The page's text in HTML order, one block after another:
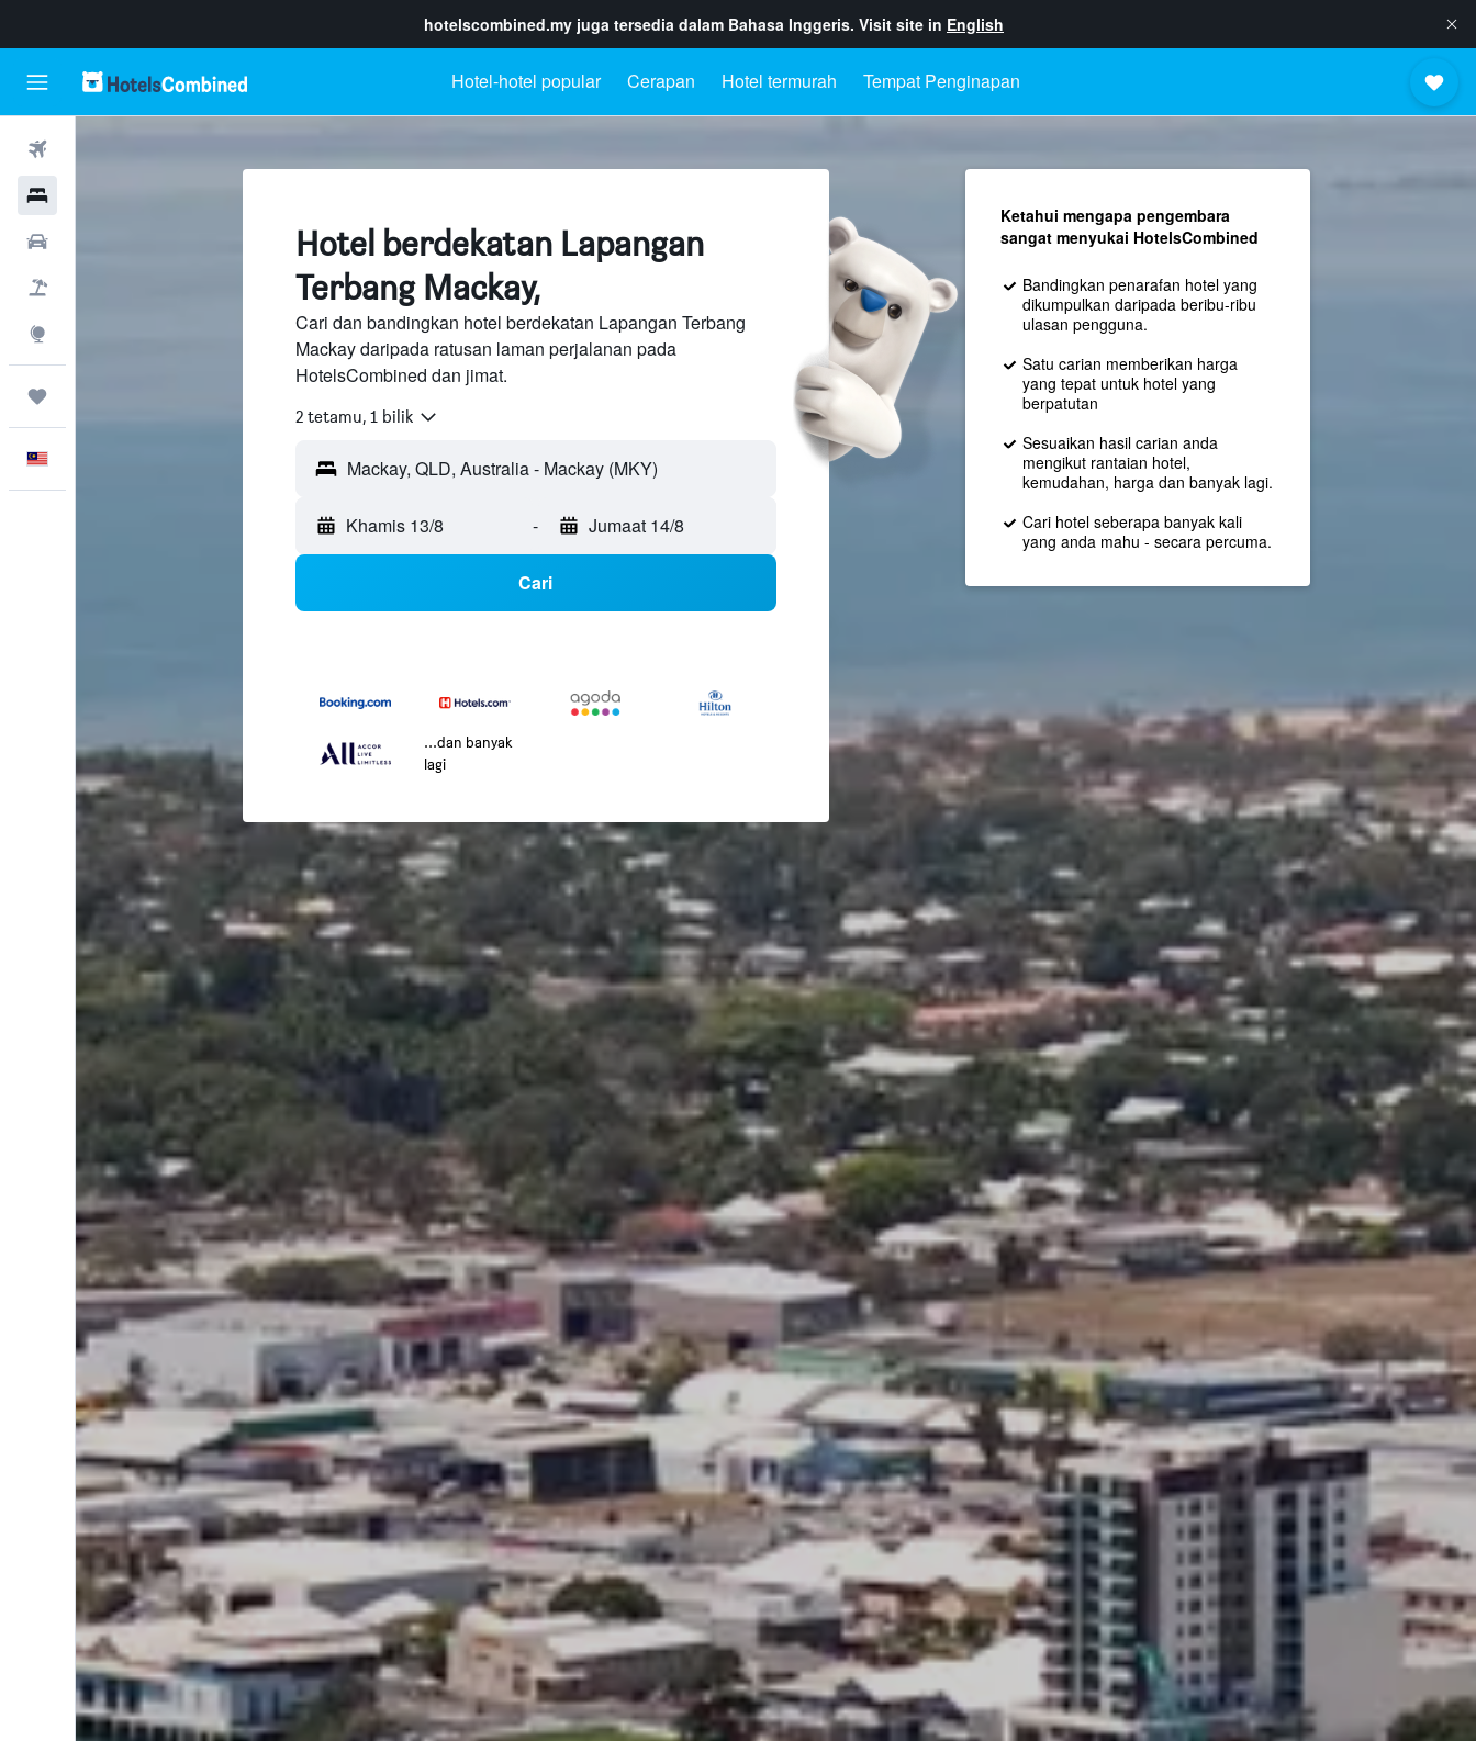
hotelscombined.my juga tersedia dalam Bahasa Inggeris. Visit site in English
Hotel-hotel popular Cerapan Hotel termurah Tempat Penginapan
Hotel berdekatan Lapangan
Terbang Mackay,
Cari dan bandingkan hotel berdekatan Lapangan Terbang
Mackay daripada ratusan laman perjalanan pada
HotelsCombined dan jimat.
2 tetamu, 1 bilik
Khamis 13/8 - Jumaat 14/8
Cari
...dan banyak
lagi
Ketahui mengapa pengembara
sangat menyukai HotelsCombined
Bandingkan penarafan hotel yang
dikumpulkan daripada beribu-ribu
ulasan pengguna.
Satu carian memberikan harga
yang tepat untuk hotel yang
berpatutan
Sesuaikan hasil carian anda
mengikut rantaian hotel,
kemudahan, harga dan banyak lagi.
Cari hotel seberapa banyak kali
yang anda mahu - secara percuma.